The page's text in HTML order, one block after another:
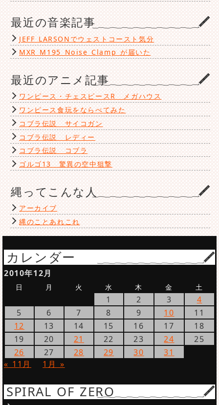
最近の音楽記事
JEFF LARSONでウェストコースト気分
MXR M195 Noise Clamp が届いた
最近のアニメ記事
ワンピース・チェスピースR メガハウス
ワンピース食玩をならべてみた
コブラ伝説 サイコガン
コブラ伝説 レディー
コブラ伝説 コブラ
ゴルゴ13 驚異の空中狙撃
縄ってこんな人
アーカイブ
縄のことあれこれ
カレンダー
2010年12月
日 月 火 水 木 金 土
1 2 3
4
5
6 7 8 9 10
11
12
13 14 15 16 17
18
19
20 21 22 23 24
25
26
27 28 29 30
31
« 11月
1月 »
SPIRAL OF ZERO